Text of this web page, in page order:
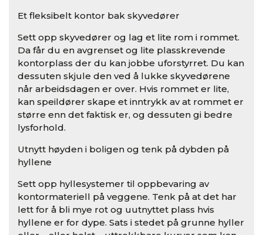
Et fleksibelt kontor bak skyvedører
Sett opp skyvedører og lag et lite rom i rommet.
Da får du en avgrenset og lite plasskrevende
kontorplass der du kan jobbe uforstyrret. Du kan
dessuten skjule den ved å lukke skyvedørene
når arbeidsdagen er over. Hvis rommet er lite,
kan speildører skape et inntrykk av at rommet er
større enn det faktisk er, og dessuten gi bedre
lysforhold.
Utnytt høyden i boligen og tenk på dybden på
hyllene
Sett opp hyllesystemer til oppbevaring av
kontormateriell på veggene. Tenk på at det har
lett for å bli mye rot og uutnyttet plass hvis
hyllene er for dype. Sats i stedet på grunne hyller